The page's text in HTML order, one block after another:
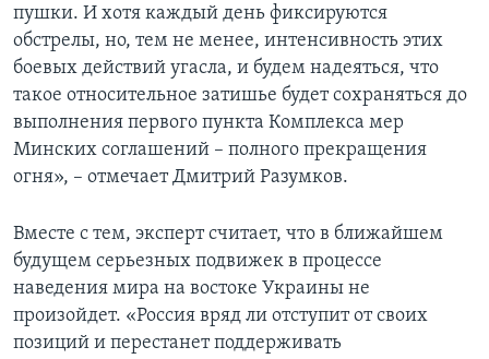
пушки. И хотя каждый день фиксируются
обстрелы, но, тем не менее, интенсивность этих
боевых действий угасла, и будем надеяться, что
такое относительное затишье будет сохраняться до
выполнения первого пункта Комплекса мер
Минских соглашений – полного прекращения
огня», – отмечает Дмитрий Разумков.
Вместе с тем, эксперт считает, что в ближайшем
будущем серьезных подвижек в процессе
наведения мира на востоке Украины не
произойдет. «Россия вряд ли отступит от своих
позиций и перестанет поддерживать